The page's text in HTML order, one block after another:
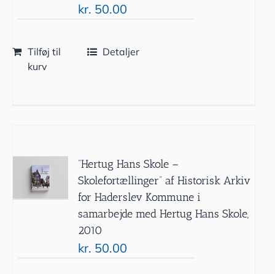
kr. 50.00
Tilføj til
kurv
Detaljer
”Hertug Hans Skole –
Skolefortællinger” af Historisk Arkiv
for Haderslev Kommune i
samarbejde med Hertug Hans Skole,
2010
kr. 50.00